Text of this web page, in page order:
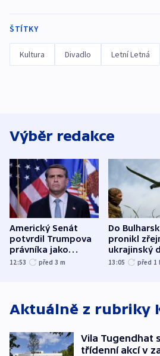
ŠTÍTKY
Kultura Divadlo Letní Letná
Výběr redakce
Americký Senát
potvrdil Trumpova
právníka jako
ministra
12:53 před 3 m
Do
pronikl
ukrajinský
explodoval
13:05 před 1
Aktuálně z rubriky
Vila Tugendhat
třídenní akcí v